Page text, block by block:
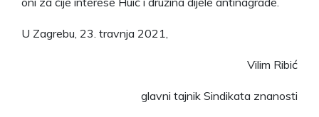
U Zagrebu, 23. travnja 2021,
Vilim Ribić
glavni tajnik Sindikata znanosti